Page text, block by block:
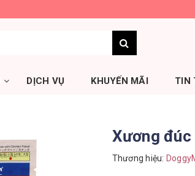
DỊCH VỤ KHUYẾN MÃI TIN
Xương đúc
Thương hiệu: